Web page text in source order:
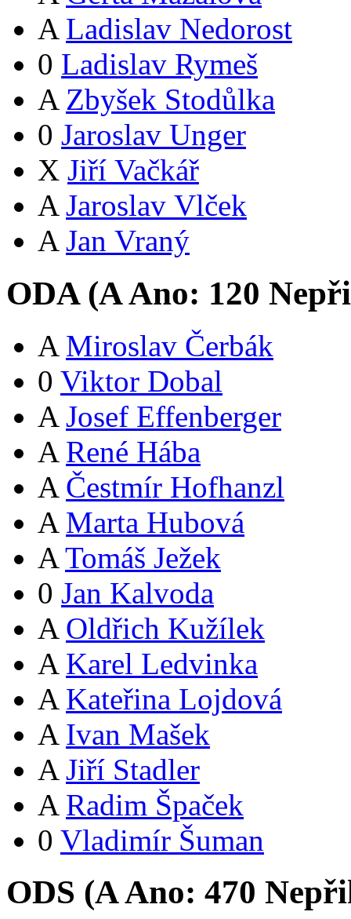
A Ladislav Nedorost
0 Ladislav Rymeš
A Zbyšek Stodůlka
0 Jaroslav Unger
X Jiří Vačkář
A Jaroslav Vlček
A Jan Vraný
ODA (AAno: 120
A Miroslav Čerbák
0 Viktor Dobal
A Josef Effenberger
A René Hába
A Čestmír Hofhanzl
A Marta Hubová
A Tomáš Ježek
0 Jan Kalvoda
A Oldřich Kužílek
A Karel Ledvinka
A Kateřina Lojdová
A Ivan Mašek
A Jiří Stadler
A Radim Špaček
0 Vladimír Šuman
ODS (AAno: 470